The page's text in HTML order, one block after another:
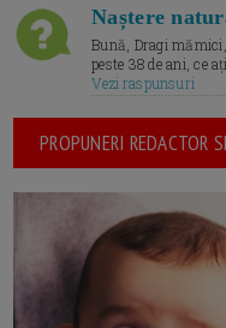
Naștere
Bună, Dragi
peste 38 de ani, ce
Vezi raspunsuri
PROPUNERI REDACTOR